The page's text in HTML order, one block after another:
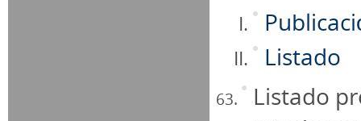
Listado
Listado